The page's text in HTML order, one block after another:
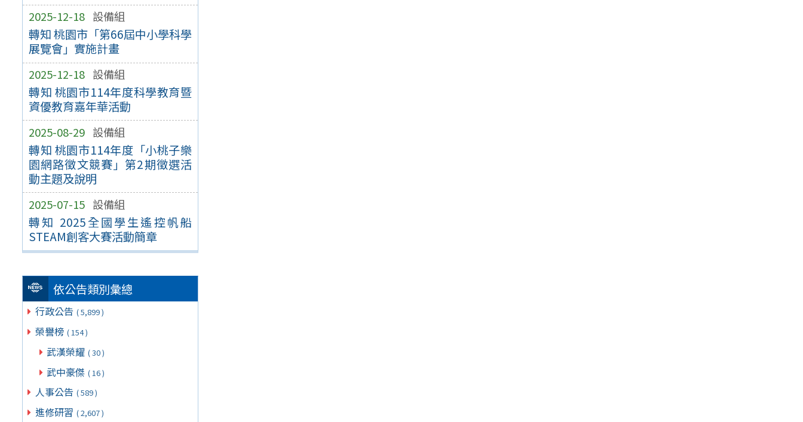
2025-12-18 設備組
轉知 桃園市「第66屆中小學科學
展覽會」實施計畫
2025-12-18 設備組
轉知 桃園市114年度科學教育暨
資優教育嘉年華活動
2025-08-29 設備組
轉知 桃園市114年度「小桃子樂
園網路徵文競賽」第2期徵選活
動主題及說明
2025-07-15 設備組
轉知 2025全國學生遙控帆船
STEAM創客大賽活動簡章
依公告類別彙總
行政公告 ( 5,899 )
榮譽榜 ( 154 )
武漢榮耀 ( 30 )
武中豪傑 ( 16 )
人事公告 ( 589 )
進修研習 ( 2,607 )